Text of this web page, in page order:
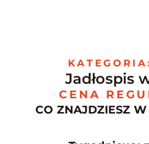
Jadłospis
CENA
CO ZNAJDZIESZ